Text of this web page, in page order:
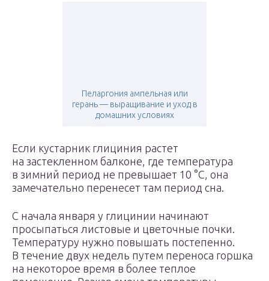
Пеларгония ампельная или
герань — выращивание и уход в
домашних условиях
Если кустарник глициния растет
на застекленном балконе, где температура
в зимний период не превышает 10 °С, она
замечательно перенесет там период сна.
С начала января у глицинии начинают
просыпаться листовые и цветочные почки.
Температуру нужно повышать постепенно.
В течение двух недель путем переноса горшка
на некоторое время в более теплое